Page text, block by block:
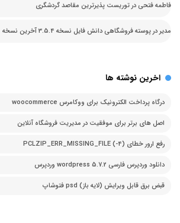
فاطمه فتحی درتوریست پذیرترین مقاصد گردشگری
مدیردرپوسته فروشگاهی دانش فایل نسخه 3.5.4 آخرین نسخه
اخرین نوشته ها
درگاه پرداخت الکترونیک برای ووکامرس woocommerce
اصل های برتر برای موفقیت در مدیریت فروشگاه آنلاین
رفع ارور خطای PCLZIP_ERR_MISSING_FILE (-4)
دانلود وردپرس فارسی 5.7.2 wordpress وردپرس
قبض برق قابل ویرایش (لایه باز) psd فتوشاپ